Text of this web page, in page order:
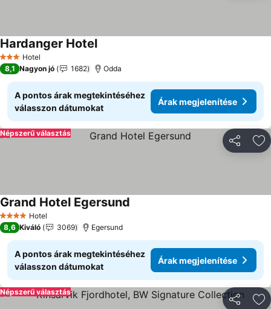
3 Kategória
Hotel
Hardanger Hotel
8,1 Nagyon jó 1682 Odda
A pontos árak megtekintéséhez
válasszon dátumokat
Árak megjelenítése
Népszerű választás
4 KategóriaHotel
Grand Hotel Egersund
8,6 Kiváló 3069 Egersund
A pontos árak megtekintéséhez
válasszon dátumokat
Árak megjelenítése
Népszerű választás